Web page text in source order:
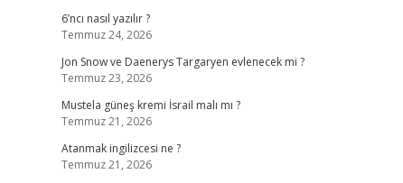
6’ncı nasıl yazılır ?
Temmuz 24, 2026
Jon Snow ve Daenerys Targaryen evlenecek mi ?
Temmuz 23, 2026
Mustela güneş kremi İsrail malı mı ?
Temmuz 21, 2026
Atanmak ingilizcesi ne ?
Temmuz 21, 2026